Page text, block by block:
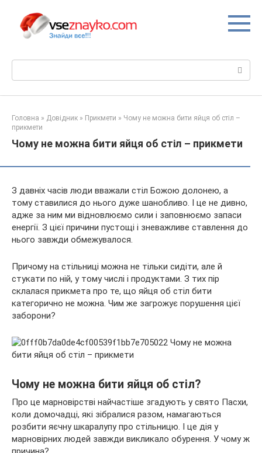
вмісту
Головна » Довідник » Прикмети » Чому не можна бити яйця об стіл –
прикмети
Чому не можна бити яйця об стіл – прикмети
З давніх часів люди вважали стіл Божою долонею, а
тому ставилися до нього дуже шанобливо. І це не дивно,
адже за ним ми відновлюємо сили і заповнюємо запаси
енергії. З цієї причини пустощі і зневажливе ставлення до
нього завжди обмежувалося.
Причому на стільниці можна не тільки сидіти, але й
стукати по ній, у тому числі і продуктами. З тих пір
склалася прикмета про те, що яйця об стіл бити
категорично не можна. Чим же загрожує порушення цієї
заборони?
Чому не можна бити яйця об стіл?
Про це марновірстві найчастіше згадують у свято Пасхи,
коли домочадці, які зібралися разом, намагаються
розбити яєчну шкаралупу про стільницю. І це дія у
марновірних людей завжди викликало обурення. У чому ж